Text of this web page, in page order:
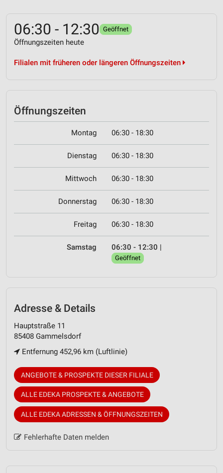
06:30 - 12:30 Geöffnet
Öffnungszeiten heute
Filialen mit früheren oder längeren Öffnungszeiten
Öffnungszeiten
Montag 06:30 - 18:30
Dienstag 06:30 - 18:30
Mittwoch 06:30 - 18:30
Donnerstag 06:30 - 18:30
Freitag 06:30 - 18:30
Samstag 06:30 - 12:30 |
Geöffnet
Adresse & Details
Hauptstraße 11
85408 Gammelsdorf
Entfernung 452,96 km (Luftlinie)
ANGEBOTE & PROSPEKTE DIESER FILIALE
ALLE EDEKA PROSPEKTE & ANGEBOTE
ALLE EDEKA ADRESSEN & ÖFFNUNGSZEITEN
Fehlerhafte Daten melden